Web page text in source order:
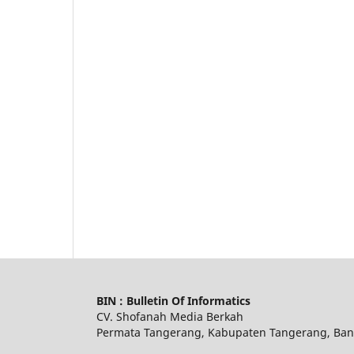
BIN : Bulletin Of Informatics
CV. Shofanah Media Berkah
Permata Tangerang, Kabupaten Tangerang,